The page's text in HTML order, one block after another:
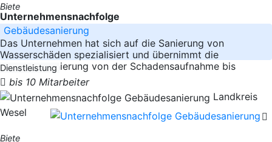
Biete
Unternehmensnachfolge
Gebäudesanierung
Das Unternehmen hat sich auf die Sanierung von
Wasserschäden spezialisiert und übernimmt die
Schadenssanierung von der Schadensaufnahme bis
Dienstleistung
bis 10 Mitarbeiter
Landkreis
Wesel
Biete